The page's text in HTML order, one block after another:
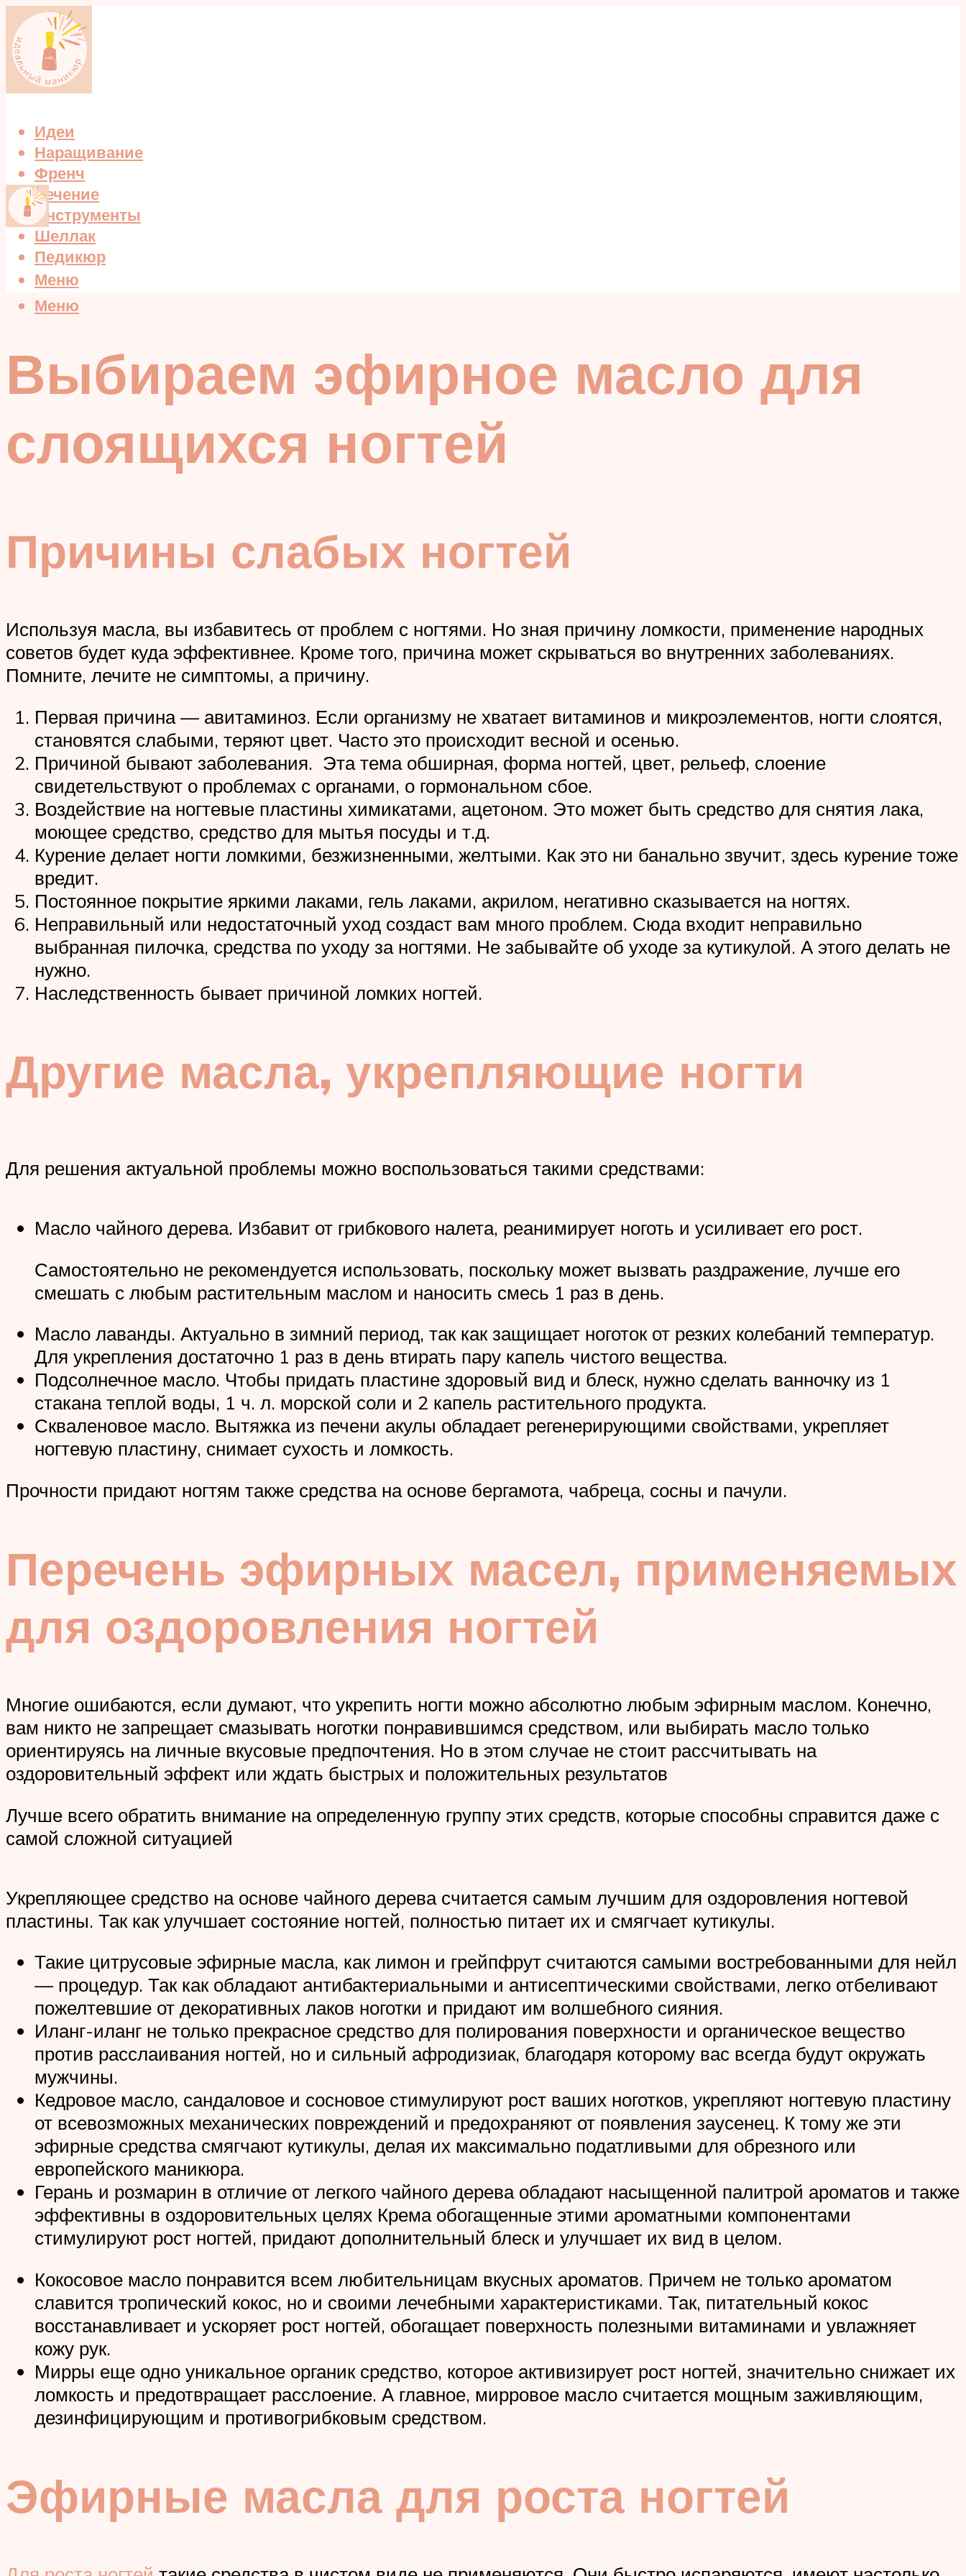
Идеи
Наращивание
Френч
Лечение
Инструменты
Шеллак
Педикюр
Меню
Меню
Выбираем эфирное масло для
слоящихся ногтей
Причины слабых ногтей
Используя масла, вы избавитесь от проблем с ногтями. Но зная причину ломкости, применение народных
советов будет куда эффективнее. Кроме того, причина может скрываться во внутренних заболеваниях.
Помните, лечите не симптомы, а причину.
Первая причина — авитаминоз. Если организму не хватает витаминов и микроэлементов, ногти слоятся,
становятся слабыми, теряют цвет. Часто это происходит весной и осенью.
Причиной бывают заболевания. Эта тема обширная, форма ногтей, цвет, рельеф, слоение
свидетельствуют о проблемах с органами, о гормональном сбое.
Воздействие на ногтевые пластины химикатами, ацетоном. Это может быть средство для снятия лака,
моющее средство, средство для мытья посуды и т.д.
Курение делает ногти ломкими, безжизненными, желтыми. Как это ни банально звучит, здесь курение тоже
вредит.
Постоянное покрытие яркими лаками, гель лаками, акрилом, негативно сказывается на ногтях.
Неправильный или недостаточный уход создаст вам много проблем. Сюда входит неправильно
выбранная пилочка, средства по уходу за ногтями. Не забывайте об уходе за кутикулой. А этого делать не
нужно.
Наследственность бывает причиной ломких ногтей.
Другие масла, укрепляющие ногти
Для решения актуальной проблемы можно воспользоваться такими средствами:
Масло чайного дерева. Избавит от грибкового налета, реанимирует ноготь и усиливает его рост.
Самостоятельно не рекомендуется использовать, поскольку может вызвать раздражение, лучше его
смешать с любым растительным маслом и наносить смесь 1 раз в день.
Масло лаванды. Актуально в зимний период, так как защищает ноготок от резких колебаний температур.
Для укрепления достаточно 1 раз в день втирать пару капель чистого вещества.
Подсолнечное масло. Чтобы придать пластине здоровый вид и блеск, нужно сделать ванночку из 1
стакана теплой воды, 1 ч. л. морской соли и 2 капель растительного продукта.
Скваленовое масло. Вытяжка из печени акулы обладает регенерирующими свойствами, укрепляет
ногтевую пластину, снимает сухость и ломкость.
Прочности придают ногтям также средства на основе бергамота, чабреца, сосны и пачули.
Перечень эфирных масел, применяемых
для оздоровления ногтей
Многие ошибаются, если думают, что укрепить ногти можно абсолютно любым эфирным маслом. Конечно,
вам никто не запрещает смазывать ноготки понравившимся средством, или выбирать масло только
ориентируясь на личные вкусовые предпочтения. Но в этом случае не стоит рассчитывать на
оздоровительный эффект или ждать быстрых и положительных результатов
Лучше всего обратить внимание на определенную группу этих средств, которые способны справится даже с
самой сложной ситуацией
Укрепляющее средство на основе чайного дерева считается самым лучшим для оздоровления ногтевой
пластины. Так как улучшает состояние ногтей, полностью питает их и смягчает кутикулы.
Такие цитрусовые эфирные масла, как лимон и грейпфрут считаются самыми востребованными для нейл
— процедур. Так как обладают антибактериальными и антисептическими свойствами, легко отбеливают
пожелтевшие от декоративных лаков ноготки и придают им волшебного сияния.
Иланг-иланг не только прекрасное средство для полирования поверхности и органическое вещество
против расслаивания ногтей, но и сильный афродизиак, благодаря которому вас всегда будут окружать
мужчины.
Кедровое масло, сандаловое и сосновое стимулируют рост ваших ноготков, укрепляют ногтевую пластину
от всевозможных механических повреждений и предохраняют от появления заусенец. К тому же эти
эфирные средства смягчают кутикулы, делая их максимально податливыми для обрезного или
европейского маникюра.
Герань и розмарин в отличие от легкого чайного дерева обладают насыщенной палитрой ароматов и также
эффективны в оздоровительных целях Крема обогащенные этими ароматными компонентами
стимулируют рост ногтей, придают дополнительный блеск и улучшает их вид в целом.
Кокосовое масло понравится всем любительницам вкусных ароматов. Причем не только ароматом
славится тропический кокос, но и своими лечебными характеристиками. Так, питательный кокос
восстанавливает и ускоряет рост ногтей, обогащает поверхность полезными витаминами и увлажняет
кожу рук.
Мирры еще одно уникальное органик средство, которое активизирует рост ногтей, значительно снижает их
ломкость и предотвращает расслоение. А главное, мирровое масло считается мощным заживляющим,
дезинфицирующим и противогрибковым средством.
Эфирные масла для роста ногтей